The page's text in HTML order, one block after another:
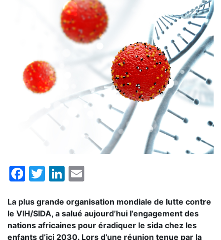
Facebook
TwitterLinkedIn
La plus grande organisation mondiale de lutte contre
le VIH/SIDA, a salué aujourd’hui l’engagement des
nations africaines pour éradiquer le sida chez les
enfants d’ici 2030. Lors d’une réunion tenue par la